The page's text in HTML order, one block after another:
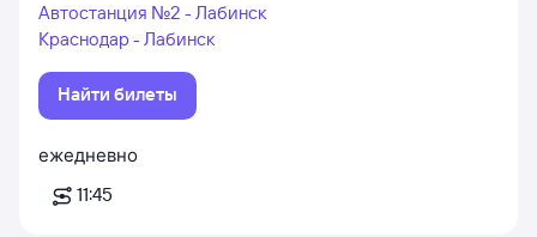
Автостанция №2 - Лабинск
Краснодар - Лабинск
Найти билеты
ежедневно
11:45